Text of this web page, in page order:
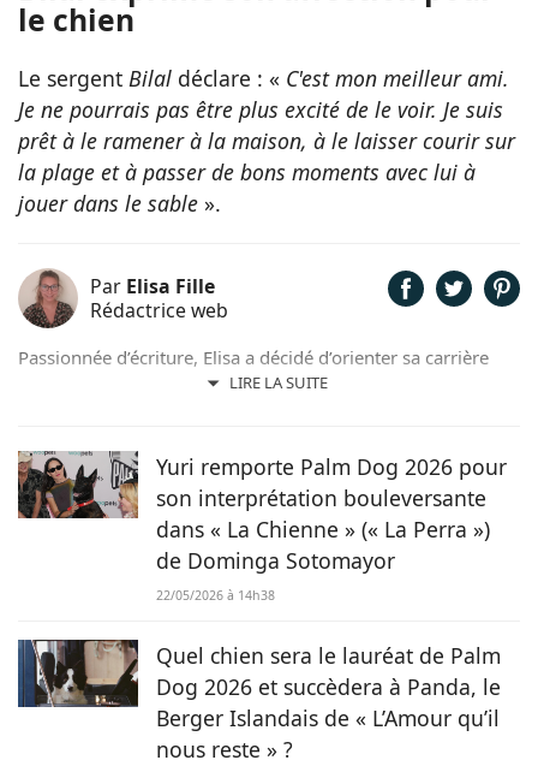
le chien
Le sergent Bilal déclare : « C'est mon meilleur ami.
Je ne pourrais pas être plus excité de le voir. Je suis
prêt à le ramener à la maison, à le laisser courir sur
la plage et à passer de bons moments avec lui à
jouer dans le sable ».
Par Elisa Fille
Rédactrice web
LIRE LA SUITE
Passionnée d’écriture, Elisa a décidé d’orienter sa carrière
professionnelle dans l’univers de la rédaction. Trouvant son
tout naturellement qu’elle prête sa plume à Chien.fr pour
vivre de ses deux passions.
Yuri remporte Palm Dog 2026 pour
son interprétation bouleversante
dans « La Chienne » (« La Perra »)
de Dominga Sotomayor
22/05/2026 à 14h38
Quel chien sera le lauréat de Palm
Dog 2026 et succèdera à Panda, le
Berger Islandais de « L’Amour qu’il
nous reste » ?